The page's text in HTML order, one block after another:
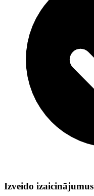
Izveido izaicinājumus